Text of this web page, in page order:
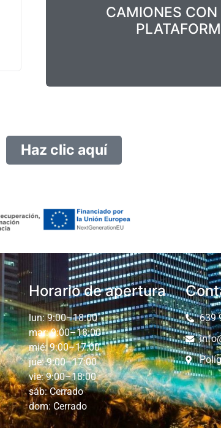
CAMIONES
Haz clic aquí
Horario de apertura
lun: 9:00–18:00
mar: 9:00–18:00
mié: 9:00–17:00
jue: 9:00–17:00
vie: 9:00–18:00
sáb: Cerrado
dom: Cerrado
639